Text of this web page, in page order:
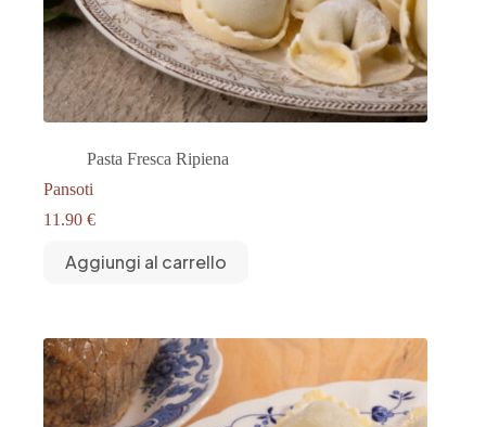
Pasta Fresca Ripiena
Pansoti
11.90 €
Aggiungi al carrello